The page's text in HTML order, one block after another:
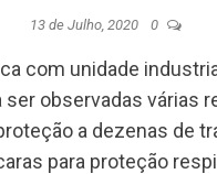
13 de Julho, 2020 0
com unidade
observadas várias
a dezenas de
para proteção